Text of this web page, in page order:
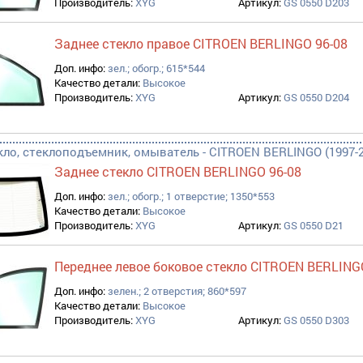
Заднее стекло правое CITROEN BERLINGO 96-08
Доп. инфо:зел.; обогр.; 615*544
Качество детали: Высокое
Производитель:XYG Артикул:GS 0550 D204
стеклоподъемник, омыватель - CITROEN BERLINGO (1997-
Заднее стекло CITROEN BERLINGO 96-08
Доп. инфо:зел.; обогр.; 1 отверстие; 1350*553
Качество детали: Высокое
Производитель:XYG Артикул:GS 0550 D21
Переднее левое боковое стекло CITROEN
Доп. инфо:зелен.; 2 отверстия; 860*597
Качество детали: Высокое
Производитель:XYG Артикул:GS 0550 D303